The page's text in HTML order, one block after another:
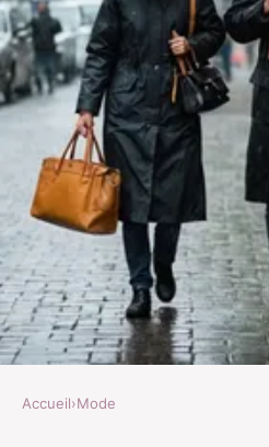
Accueil›Mode